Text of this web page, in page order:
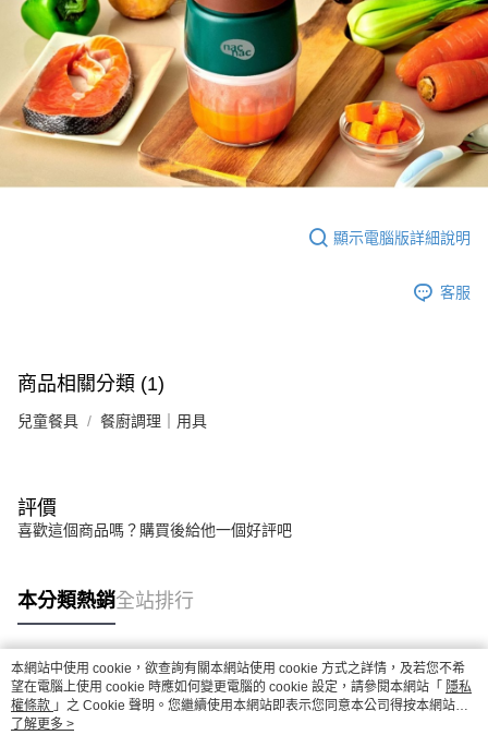
顯示電腦版詳細說明
客服
商品相關分類 (1)
兒童餐具 餐廚調理｜用具
評價
喜歡這個商品嗎？購買後給他一個好評吧
本分類熱銷全站排行
熱門標籤
本網站中使用 cookie，欲查詢有關本網站使用 cookie 方式之詳情，及若您不希
望在電腦上使用 cookie 時應如何變更電腦的 cookie 設定，請參閱本網站「 隱私
權條款 」之 Cookie 聲明。您繼續使用本網站即表示您同意本公司得按本網站使
用條款之 Cookie 聲明使用 cookie。
了解更多 >